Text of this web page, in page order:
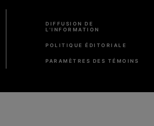
de
page
DIFFUSION DE
L'INFORMATION
POLITIQUE ÉDITORIALE
PARAMÈTRES DES TÉMOINS